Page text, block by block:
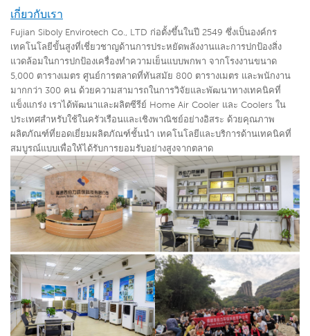
เกี่ยวกับเรา
Fujian Siboly Envirotech Co., LTD ก่อตั้งขึ้นในปี 2549 ซึ่งเป็นองค์กร
เทคโนโลยีขั้นสูงที่เชี่ยวชาญด้านการประหยัดพลังงานและการปกป้องสิ่ง
แวดล้อมในการปกป้องเครื่องทำความเย็นแบบพกพา จากโรงงานขนาด
5,000 ตารางเมตร ศูนย์การตลาดที่ทันสมัย ​​800 ตารางเมตร และพนักงาน
มากกว่า 300 คน ด้วยความสามารถในการวิจัยและพัฒนาทางเทคนิคที่
แข็งแกร่ง เราได้พัฒนาและผลิตซีรีย์ Home Air Cooler และ Coolers ใน
ประเทศสำหรับใช้ในครัวเรือนและเชิงพาณิชย์อย่างอิสระ ด้วยคุณภาพ
ผลิตภัณฑ์ที่ยอดเยี่ยมผลิตภัณฑ์ชั้นนำ เทคโนโลยีและบริการด้านเทคนิคที่
สมบูรณ์แบบเพื่อให้ได้รับการยอมรับอย่างสูงจากตลาด